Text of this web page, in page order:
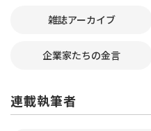
雑誌アーカイブ
企業家たちの金言
連載執筆者